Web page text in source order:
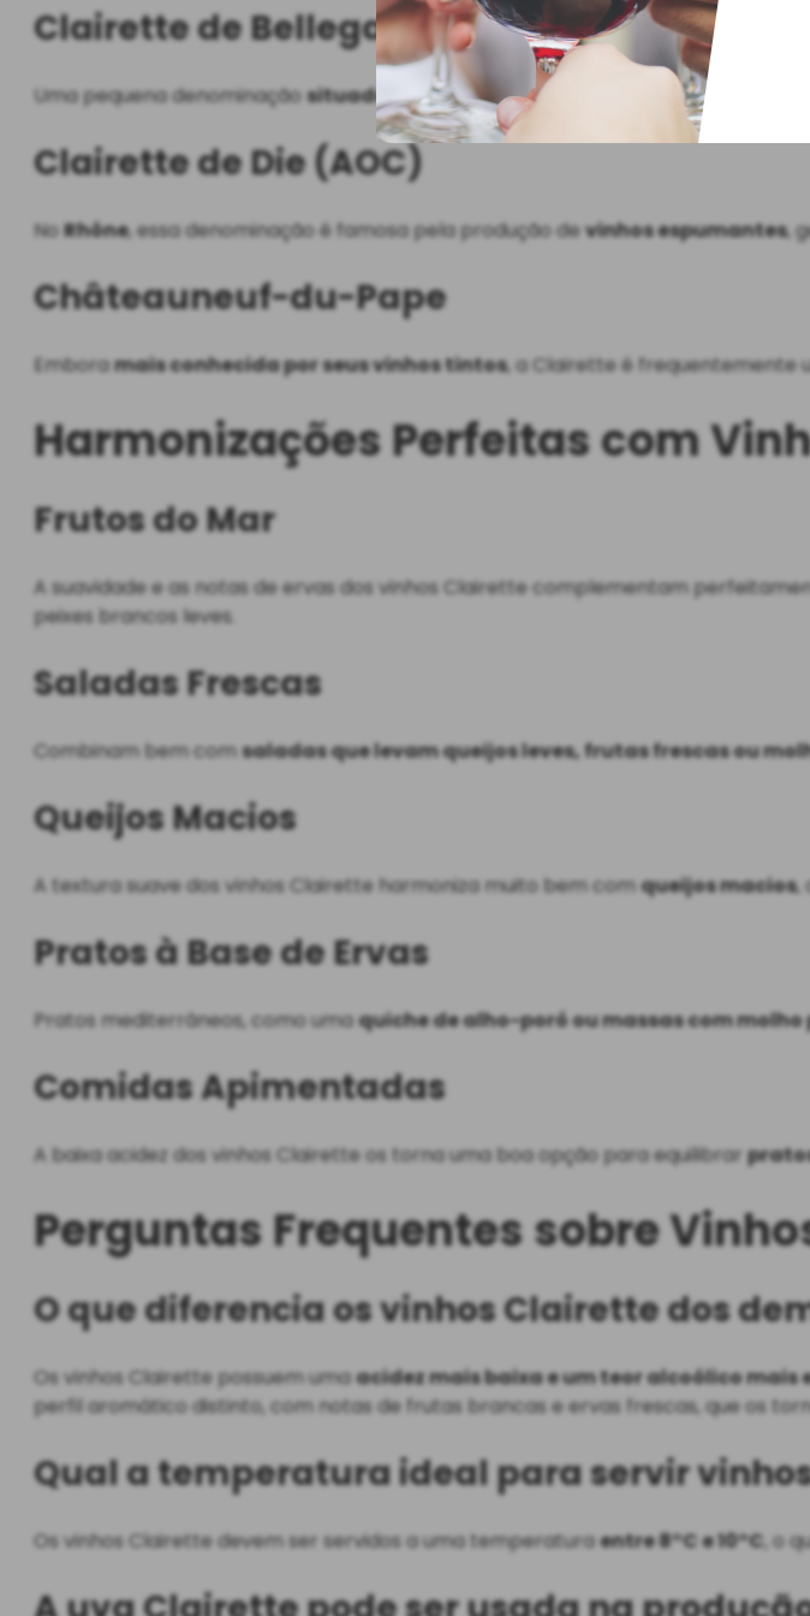
Clairette de Bellegarde (AOC)
Uma pequena denominaçãosituada na região de Languedoc , conhecida por
Clairette de Die (AOC)
NoRhône, essa denominação é famosa pela produção devinhos espumantes,
Châteauneuf-du-Pape
Emboramais conhecida por seus vinhos tintos, a Clairette é frequentemente
Harmonizações Perfeitas com
Frutos do Mar
A suavidade e as notas de ervas dos vinhos Clairette complementam
peixes brancos leves.
Saladas Frescas
Combinam bem comsaladas que levam queijos leves, frutas frescas ou
Queijos Macios
A textura suave dos vinhos Clairette harmoniza muito bem comqueijos macios,
Pratos à Base de Ervas
Pratos mediterrâneos, como umaquiche de alho-poró ou massas com molho
Comidas Apimentadas
A baixa acidez dos vinhos Clairette os torna uma boa opção para equilibrar
Perguntas Frequentes sobre
O que diferencia os vinhos Clairette dos
Os vinhos Clairette possuem umaacidez mais baixa e um teor alcoólico mais
perfil aromático distinto, com notas de frutas brancas e ervas frescas, que os
Qual a temperatura ideal para servir
Os vinhos Clairette devem ser servidos a uma temperaturaentre 8°C e 10°C, o